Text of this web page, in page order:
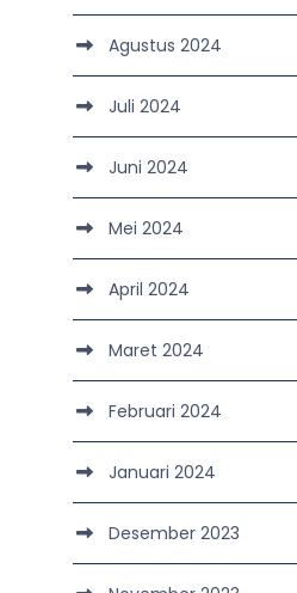
Agustus 2024
Juli 2024
Juni 2024
Mei 2024
April 2024
Maret 2024
Februari 2024
Januari 2024
Desember 2023